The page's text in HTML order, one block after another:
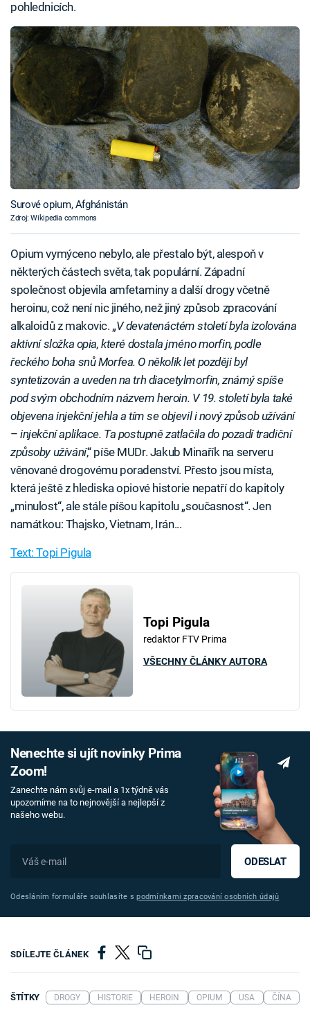
pohlednicích.
Surové opium, Afghánistán
Zdroj: Wikipedia commons
Opium vymýceno nebylo, ale přestalo být, alespoň v
některých částech světa, tak populární. Západní
společnost objevila amfetaminy a další drogy včetně
heroinu, což není nic jiného, než jiný způsob zpracování
alkaloidů z makovic. „V devatenáctém století byla izolována
aktivní složka opia, které dostala jméno morfin, podle
řeckého boha snů Morfea. O několik let později byl
syntetizován a uveden na trh diacetylmorfin, známý spíše
pod svým obchodním názvem heroin. V 19. století byla také
objevena injekční jehla a tím se objevil i nový způsob užívání
– injekční aplikace. Ta postupně zatlačila do pozadí tradiční
způsoby užívání,“ píše MUDr. Jakub Minařík na serveru
věnované drogovému poradenství. Přesto jsou místa,
která ještě z hlediska opiové historie nepatří do kapitoly
„minulost“, ale stále píšou kapitolu „současnost“. Jen
namátkou: Thajsko, Vietnam, Irán...
Text: Topi Pigula
Topi Pigula
redaktor FTV Prima
VŠECHNY ČLÁNKY AUTORA
Nenechte si ujít novinky Prima
Zoom!
Zanechte nám svůj e-mail a 1x týdně vás
upozorníme na to nejnovější a nejlepší z
našeho webu.
ODESLAT
Odesláním formuláře souhlasíte spodmínkami zpracování osobních údajů
SDÍLEJTE ČLÁNEK
ŠTÍTKY DROGY HISTORIE HEROIN OPIUM USA ČÍNA